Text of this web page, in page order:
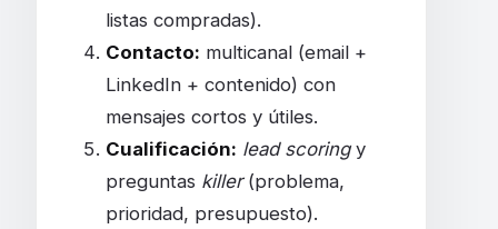
listas compradas).
Contacto: multicanal (email +
LinkedIn + contenido) con
mensajes cortos y útiles.
Cualificación: lead scoringy
preguntas killer(problema,
prioridad, presupuesto).